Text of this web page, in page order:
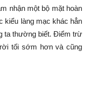
nhận một bộ mặt hoàn
kiểu làng mạc khác hẳn
ta thường biết. Điểm trừ
tối sớm hơn và cũng